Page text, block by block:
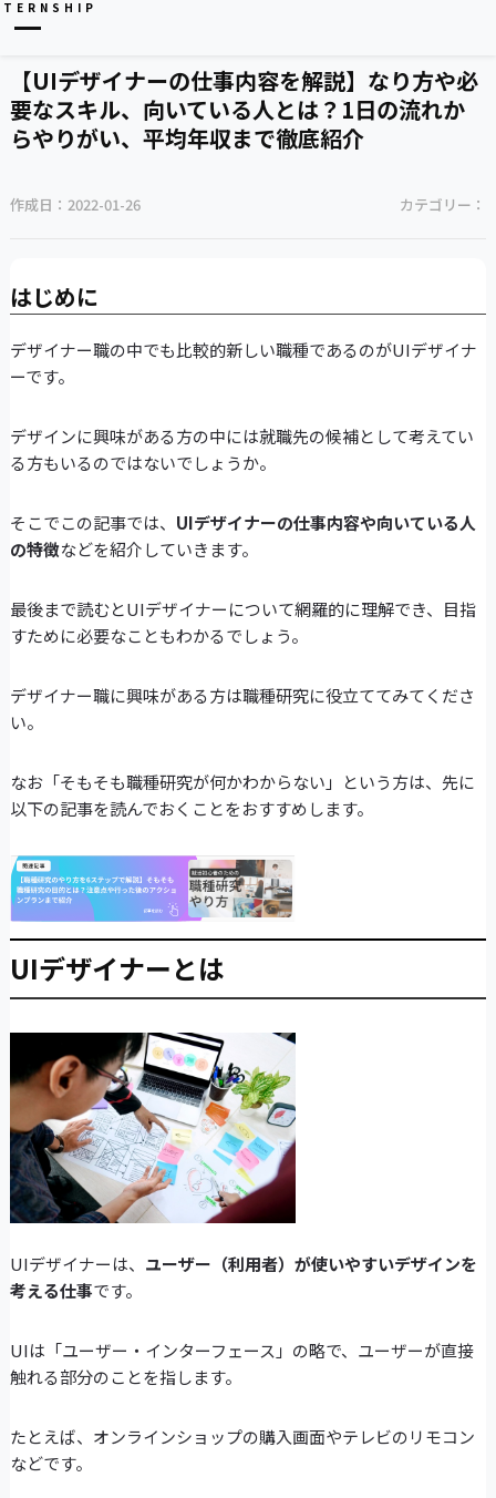
【UIデザイナーの仕事内容を解説】なり方や必
要なスキル、向いている人とは？1日の流れか
らやりがい、平均年収まで徹底紹介
作成日： 2022-01-26 カテゴリー：
はじめに
デザイナー職の中でも比較的新しい職種であるのがUIデザイナ
ーです。
デザインに興味がある方の中には就職先の候補として考えてい
る方もいるのではないでしょうか。
そこでこの記事では、 UIデザイナーの仕事内容や向いている人
の特徴などを紹介していきます。
最後まで読むとUIデザイナーについて網羅的に理解でき、目指
すために必要なこともわかるでしょう。
デザイナー職に興味がある方は職種研究に役立ててみてくださ
い。
なお「そもそも職種研究が何かわからない」という方は、先に
以下の記事を読んでおくことをおすすめします。
UIデザイナーとは
UIデザイナーは、 ユーザー（利用者）が使いやすいデザインを
考える仕事です。
UIは「ユーザー・インターフェース」の略で、ユーザーが直接
触れる部分のことを指します。
たとえば、オンラインショップの購入画面やテレビのリモコン
などです。